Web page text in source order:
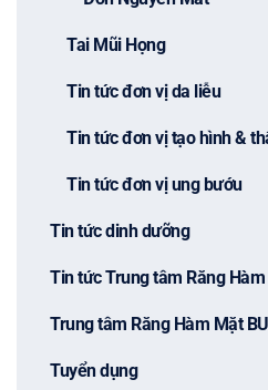
Tai Mũi Họng
Tin tức đơn vị da liễu
Tin tức đơn vị tạo hình &
Tin tức đơn vị ung bướu
Tin tức dinh dưỡng
Tin tức Trung tâm Răng
Trung tâm Răng Hàm Mặt
Tuyển dụng